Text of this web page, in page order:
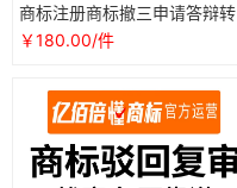
商标注册商标撤三申请答辩转
让续展变更品牌logo设计版权
￥180.00/件